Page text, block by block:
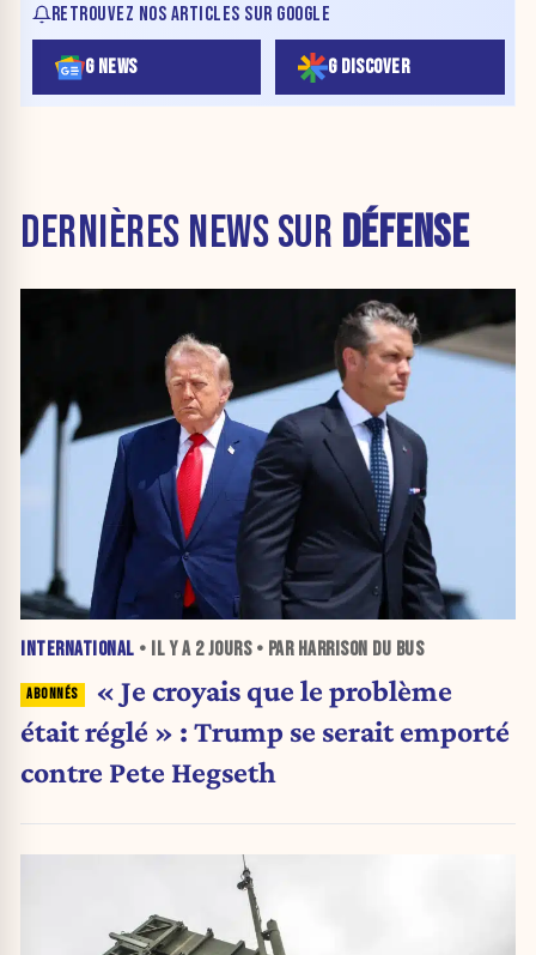
RETROUVEZ NOS ARTICLES SUR GOOGLE
G NEWS G DISCOVER
DERNIÈRES NEWS SUR DÉFENSE
INTERNATIONAL • IL Y A 2 JOURS• PAR HARRISON DU BUS
« Je croyais que le problème
était réglé » : Trump se serait emporté
contre Pete Hegseth